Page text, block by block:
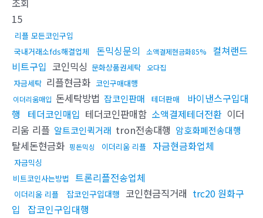
조회
15
리플 모든코인구입
국내거래소fds해결업체
돈믹싱문의 소액결제현금화85%
컬쳐랜드
비트구입 코인믹싱 문화상품권세탁 오다집
자금세탁 리플현금화 코인구매대행
이더리움매입 돈세탁방법 잡코인판매 테더판매
바이낸스구입대
행
테더코인매입 테더코인판매함 소액결제테더전환 이더
리움 리플 알트코인퀵거래 tron전송대행 암호화폐전송대행
탈세돈현금화 핑돈믹싱 이더리움 리플 자금현금화업체
자금믹싱
비트코인사는방법
트론리플전송업체
이더리움 리플 잡코인구입대행 코인현금직거래 trc20 원화구
입
잡코인구입대행